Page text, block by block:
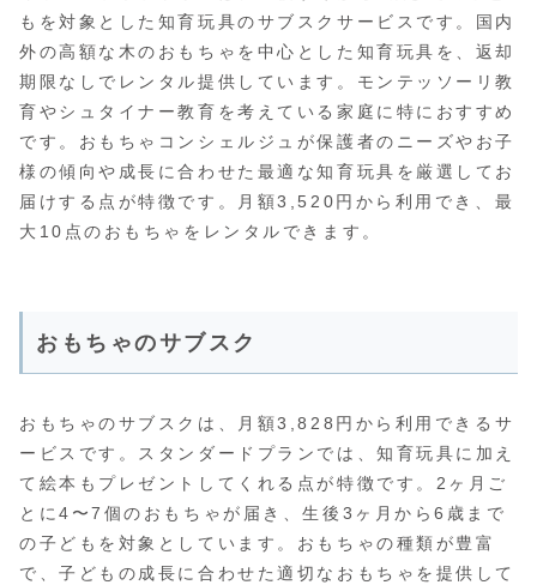
もを対象とした知育玩具のサブスクサービスです。国内
外の高額な木のおもちゃを中心とした知育玩具を、返却
期限なしでレンタル提供しています。モンテッソーリ教
育やシュタイナー教育を考えている家庭に特におすすめ
です。おもちゃコンシェルジュが保護者のニーズやお子
様の傾向や成長に合わせた最適な知育玩具を厳選してお
届けする点が特徴です。月額3,520円から利用でき、最
大10点のおもちゃをレンタルできます。
おもちゃのサブスク
おもちゃのサブスクは、月額3,828円から利用できるサ
ービスです。スタンダードプランでは、知育玩具に加え
て絵本もプレゼントしてくれる点が特徴です。2ヶ月ご
とに4〜7個のおもちゃが届き、生後3ヶ月から6歳まで
の子どもを対象としています。おもちゃの種類が豊富
で、子どもの成長に合わせた適切なおもちゃを提供して